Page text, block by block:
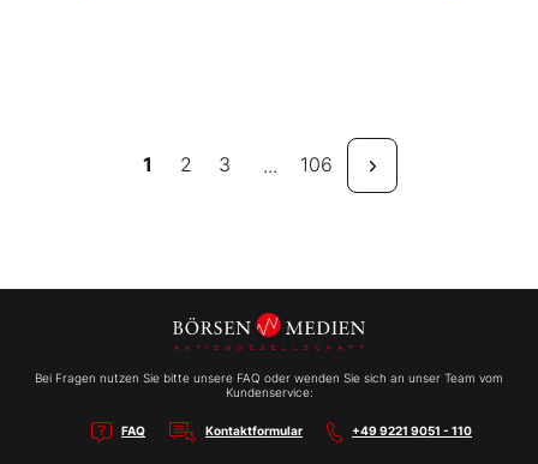
1 2 3 ... 106
Bei Fragen nutzen Sie bitte unsere FAQ oder wenden Sie sich an unser Team vom
Kundenservice:
FAQ Kontaktformular +49 9221 9051 - 110